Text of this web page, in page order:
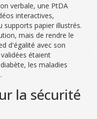
verbale, une PtDA
interactives,
supports papier illustrés.
mais de rendre le
d'égalité avec son
étaient
les maladies
la sécurité